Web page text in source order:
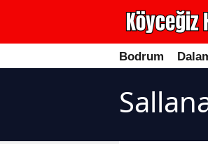
Bodrum